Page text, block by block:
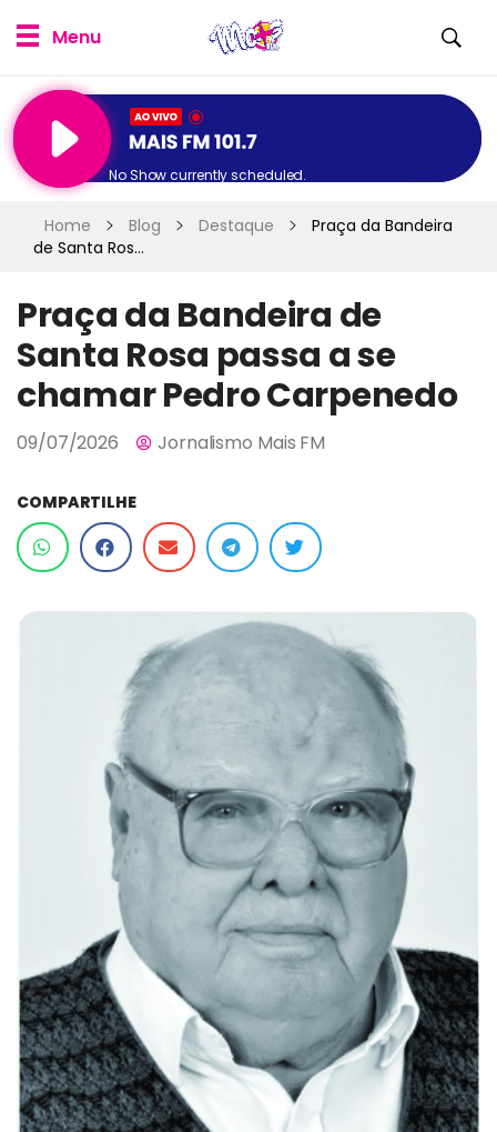
No Show currently scheduled.
Home Blog Destaque
Praça da Bandeira
de Santa Ros...
Praça da Bandeira de
Santa Rosa passa a se
chamar Pedro Carpenedo
09/07/2026 Jornalismo Mais FM
COMPARTILHE